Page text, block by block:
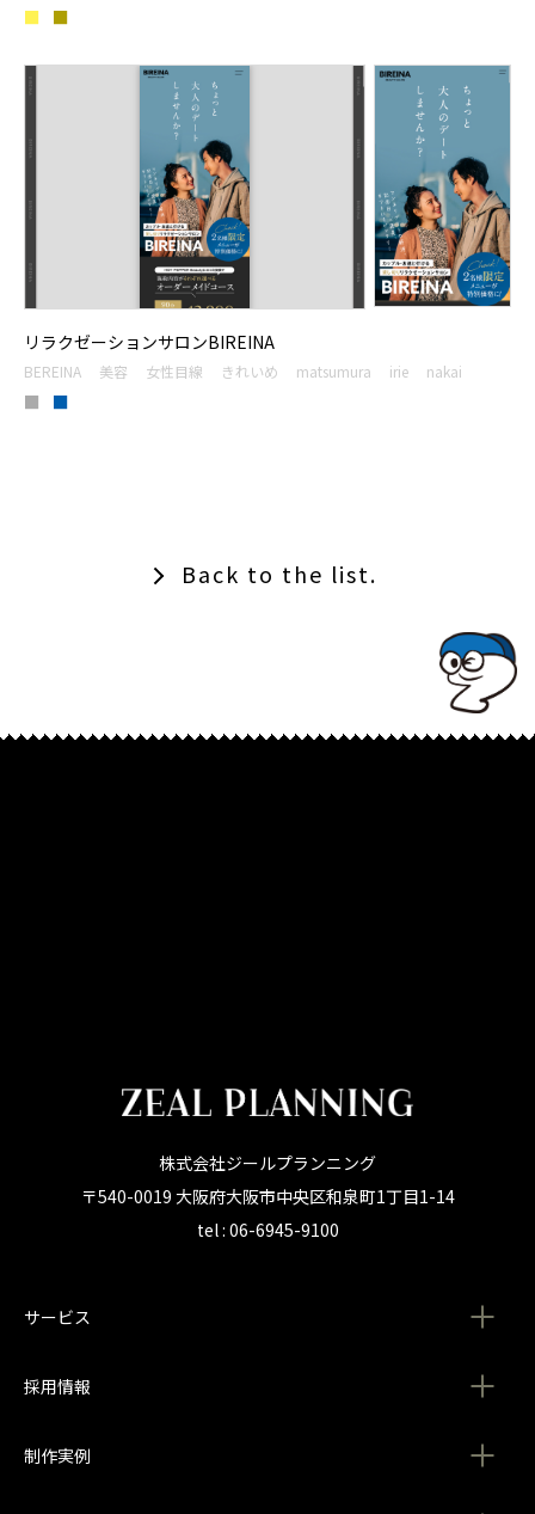
■ ■
リラクゼーションサロンBIREINA
BEREINA 美容 女性目線 きれいめ matsumura irie nakai
■ ■
Back to the list.
株式会社ジールプランニング
〒540-0019 大阪府大阪市中央区和泉町1丁目1-14
tel : 06-6945-9100
サービス
採用情報
制作実例